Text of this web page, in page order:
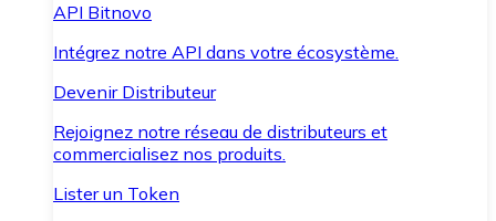
API Bitnovo
Intégrez notre API dans votre écosystème.
Devenir Distributeur
Rejoignez notre réseau de distributeurs et
commercialisez nos produits.
Lister un Token